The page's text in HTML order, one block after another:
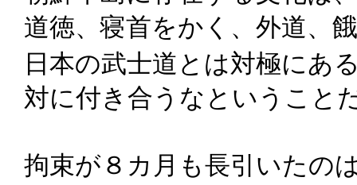
道徳、寝首をかく、外道、
日本の武士道とは対極にあ
対に付き合うなということ
拘束が８カ月も長引いたの